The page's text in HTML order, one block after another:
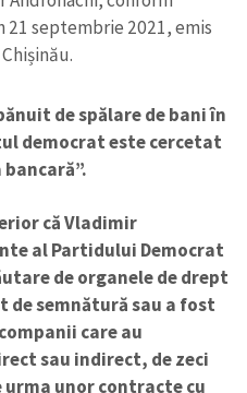
septembrie 2021, emis
de spălare de bani în
democrat este cercetat
că Vladimir
al Partidului Democrat
de organele de drept
de semnătură sau a fost
care au
sau indirect, de zeci
urma unor contracte cu